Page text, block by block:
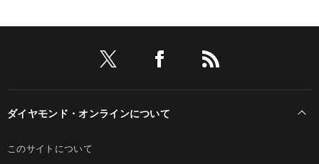
ダイヤモンド・オンラインについて
このサイトについて